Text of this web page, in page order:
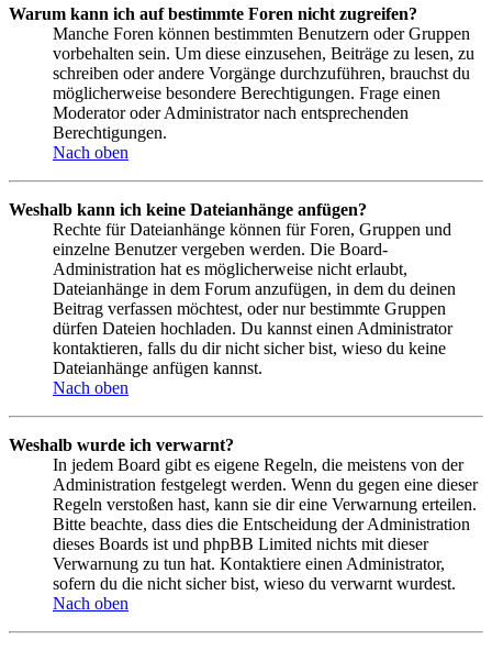
Warum kann ich auf bestimmte Foren nicht zugreifen?
Manche Foren können bestimmten Benutzern oder Gruppen
vorbehalten sein. Um diese einzusehen, Beiträge zu lesen, zu
schreiben oder andere Vorgänge durchzuführen, brauchst du
möglicherweise besondere Berechtigungen. Frage einen
Moderator oder Administrator nach entsprechenden
Berechtigungen.
Nach oben
Weshalb kann ich keine Dateianhänge anfügen?
Rechte für Dateianhänge können für Foren, Gruppen und
einzelne Benutzer vergeben werden. Die Board-
Administration hat es möglicherweise nicht erlaubt,
Dateianhänge in dem Forum anzufügen, in dem du deinen
Beitrag verfassen möchtest, oder nur bestimmte Gruppen
dürfen Dateien hochladen. Du kannst einen Administrator
kontaktieren, falls du dir nicht sicher bist, wieso du keine
Dateianhänge anfügen kannst.
Nach oben
Weshalb wurde ich verwarnt?
In jedem Board gibt es eigene Regeln, die meistens von der
Administration festgelegt werden. Wenn du gegen eine dieser
Regeln verstoßen hast, kann sie dir eine Verwarnung erteilen.
Bitte beachte, dass dies die Entscheidung der Administration
dieses Boards ist und phpBB Limited nichts mit dieser
Verwarnung zu tun hat. Kontaktiere einen Administrator,
sofern du die nicht sicher bist, wieso du verwarnt wurdest.
Nach oben